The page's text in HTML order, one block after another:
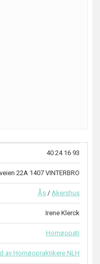
40 24 16 93
22A 1407 VINTERBRO
Ås / Akershus
Irene Klerck
Homøopati
av Homøopraktikere NLH